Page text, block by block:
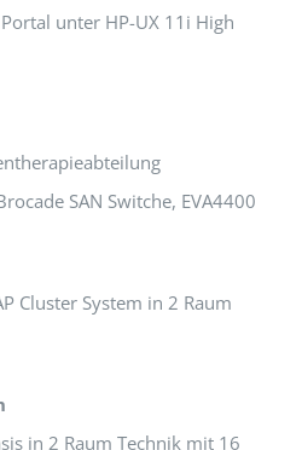
unter HP-UX 11i High
SAN Switche, EVA4400
Cluster System in 2 Raum
in 2 Raum Technik mit 16